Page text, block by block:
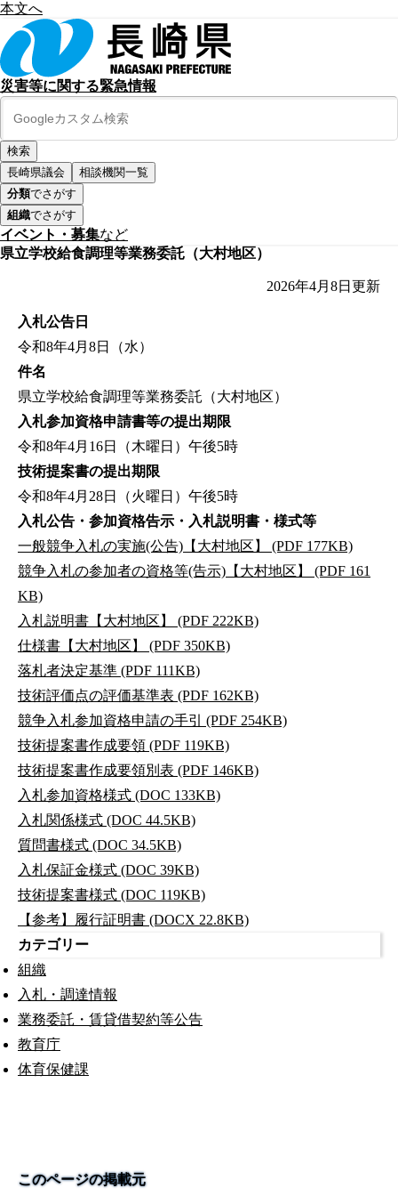
本文へ
災害等に関する緊急情報
長崎県議会
相談機関一覧
分類でさがす
組織でさがす
イベント・募集など
県立学校給食調理等業務委託（大村地区）
2026年4月8日 更新
入札公告日
令和8年4月8日（水）
件名
県立学校給食調理等業務委託（大村地区）
入札参加資格申請書等の提出期限
令和8年4月16日（木曜日）午後5時
技術提案書の提出期限
令和8年4月28日（火曜日）午後5時
入札公告・参加資格告示・入札説明書・様式等
一般競争入札の実施(公告)【大村地区】 (PDF 177KB)
競争入札の参加者の資格等(告示)【大村地区】 (PDF 161
KB)
入札説明書【大村地区】 (PDF 222KB)
仕様書【大村地区】 (PDF 350KB)
落札者決定基準 (PDF 111KB)
技術評価点の評価基準表 (PDF 162KB)
競争入札参加資格申請の手引 (PDF 254KB)
技術提案書作成要領 (PDF 119KB)
技術提案書作成要領別表 (PDF 146KB)
入札参加資格様式 (DOC 133KB)
入札関係様式 (DOC 44.5KB)
質問書様式 (DOC 34.5KB)
入札保証金様式 (DOC 39KB)
技術提案書様式 (DOC 119KB)
【参考】履行証明書 (DOCX 22.8KB)
カテゴリー
組織
入札・調達情報
業務委託・賃貸借契約等公告
教育庁
体育保健課
このページの掲載元